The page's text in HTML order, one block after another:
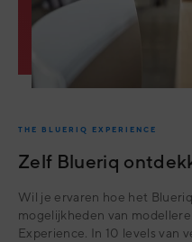
THE BLUERIQ EXPERIENCE
Zelf Blueriq
Wil je ervaren hoe het
mogelijkheden van
Experience. In 10 levels van